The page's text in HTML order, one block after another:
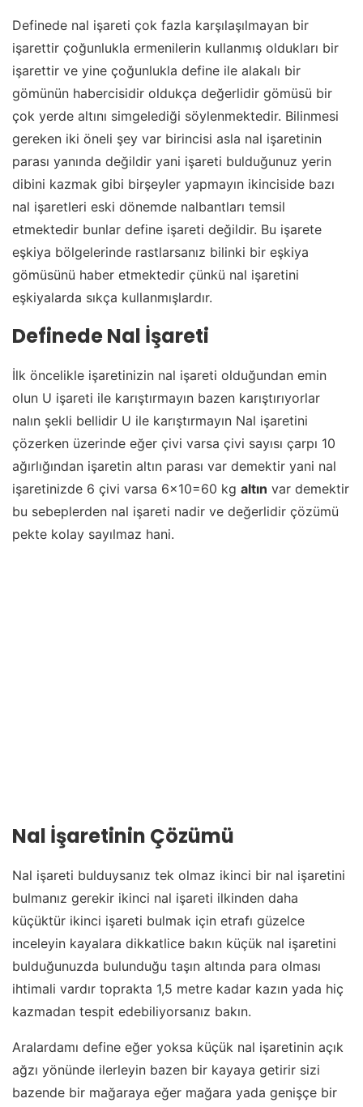
Definede nal işareti çok fazla karşılaşılmayan bir
işarettir çoğunlukla ermenilerin kullanmış oldukları bir
işarettir ve yine çoğunlukla define ile alakalı bir
gömünün habercisidir oldukça değerlidir gömüsü bir
çok yerde altını simgelediği söylenmektedir. Bilinmesi
gereken iki öneli şey var birincisi asla nal işaretinin
parası yanında değildir yani işareti bulduğunuz yerin
dibini kazmak gibi birşeyler yapmayın ikinciside bazı
nal işaretleri eski dönemde nalbantları temsil
etmektedir bunlar define işareti değildir. Bu işarete
eşkiya bölgelerinde rastlarsanız bilinki bir eşkiya
gömüsünü haber etmektedir çünkü nal işaretini
eşkiyalarda sıkça kullanmışlardır.
Definede Nal İşareti
İlk öncelikle işaretinizin nal işareti olduğundan emin
olun U işareti ile karıştırmayın bazen karıştırıyorlar
nalın şekli bellidir U ile karıştırmayın Nal işaretini
çözerken üzerinde eğer çivi varsa çivi sayısı çarpı 10
ağırlığından işaretin altın parası var demektir yani nal
işaretinizde 6 çivi varsa 6×10=60 kg altın var demektir
bu sebeplerden nal işareti nadir ve değerlidir çözümü
pekte kolay sayılmaz hani.
Nal İşaretinin Çözümü
Nal işareti bulduysanız tek olmaz ikinci bir nal işaretini
bulmanız gerekir ikinci nal işareti ilkinden daha
küçüktür ikinci işareti bulmak için etrafı güzelce
inceleyin kayalara dikkatlice bakın küçük nal işaretini
bulduğunuzda bulunduğu taşın altında para olması
ihtimali vardır toprakta 1,5 metre kadar kazın yada hiç
kazmadan tespit edebiliyorsanız bakın.
Aralardamı define eğer yoksa küçük nal işaretinin açık
ağzı yönünde ilerleyin bazen bir kayaya getirir sizi
bazende bir mağaraya eğer mağara yada genişçe bir